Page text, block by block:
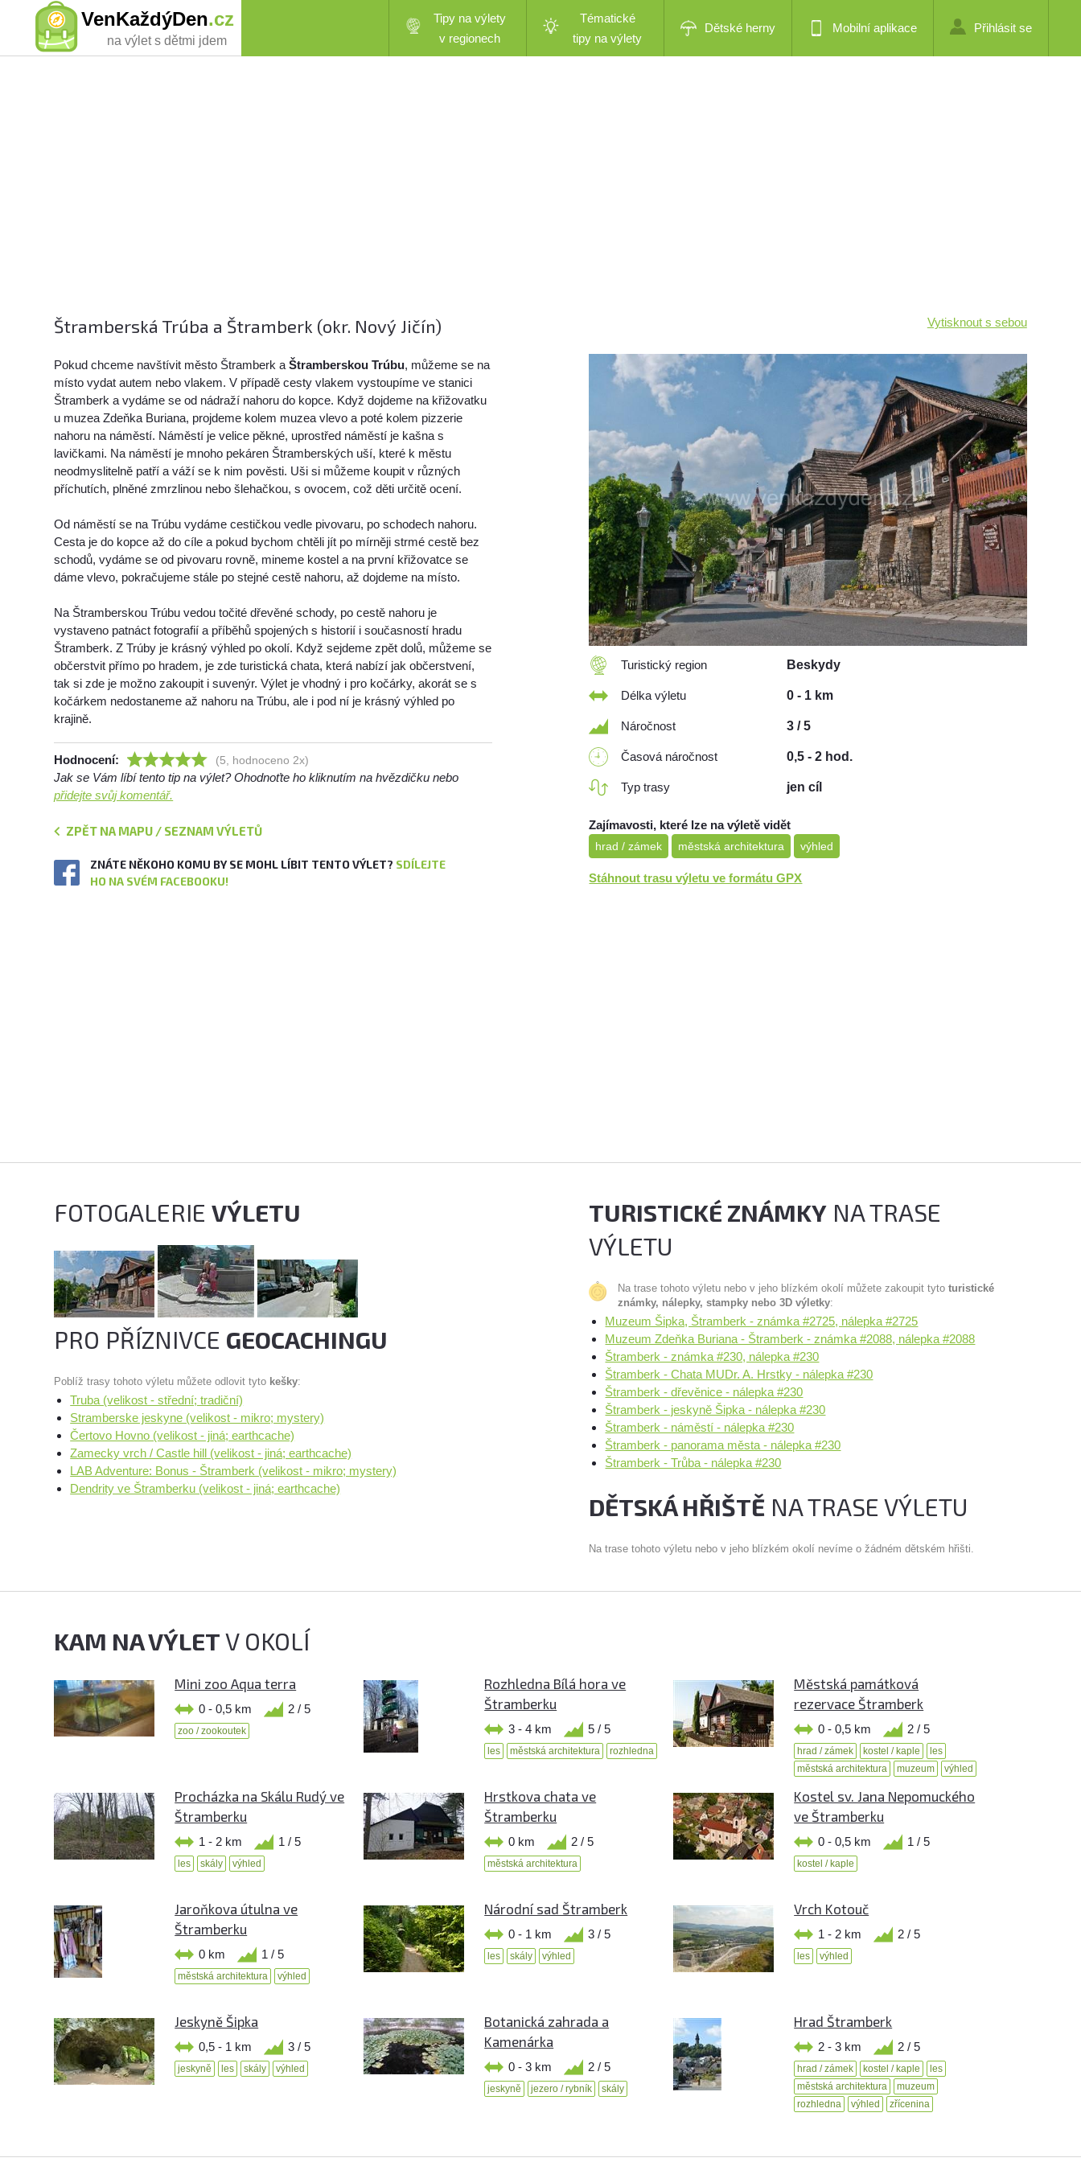
VenKaždýDen.cz
na výlet s dětmi jdem
Tipy na výlety
v regionech
Tématické
tipy na výlety
Dětské herny Mobilní aplikace Přihlásit se
Štramberská Trúba a Štramberk (okr. Nový Jičín) Vytisknout s sebou
Pokud chceme navštívit město Štramberk aŠtramberskou Trúbu, můžeme se na
místo vydat autem nebo vlakem. V případě cesty vlakem vystoupíme ve stanici
Štramberk a vydáme se od nádraží nahoru do kopce. Když dojdeme na křižovatku
u muzea Zdeňka Buriana, projdeme kolem muzea vlevo a poté kolem pizzerie
nahoru na náměstí. Náměstí je velice pěkné, uprostřed náměstí je kašna s
lavičkami. Na náměstí je mnoho pekáren Štramberských uší, které k městu
neodmyslitelně patří a váží se k nim pověsti. Uši si můžeme koupit v různých
příchutích, plněné zmrzlinou nebo šlehačkou, s ovocem, což děti určitě ocení.
Od náměstí se na Trúbu vydáme cestičkou vedle pivovaru, po schodech nahoru.
Cesta je do kopce až do cíle a pokud bychom chtěli jít po mírněji strmé cestě bez
schodů, vydáme se od pivovaru rovně, mineme kostel a na první křižovatce se
dáme vlevo, pokračujeme stále po stejné cestě nahoru, až dojdeme na místo.
Na Štramberskou Trúbu vedou točité dřevěné schody, po cestě nahoru je
vystaveno patnáct fotografií a příběhů spojených s historií i současností hradu
Štramberk. Z Trúby je krásný výhled po okolí. Když sejdeme zpět dolů, můžeme se
občerstvit přímo po hradem, je zde turistická chata, která nabízí jak občerstvení,
tak si zde je možno zakoupit i suvenýr. Výlet je vhodný i pro kočárky, akorát se s
kočárkem nedostaneme až nahoru na Trúbu, ale i pod ní je krásný výhled po
krajině.
Hodnocení: (5, hodnoceno 2x)
Jak se Vám líbí tento tip na výlet? Ohodnoťte ho kliknutím na hvězdičku nebo
přidejte svůj komentář.
ZPĚT NA MAPU / SEZNAM VÝLETŮ
ZNÁTE NĚKOHO KOMU BY SE MOHL LÍBIT TENTO VÝLET? SDÍLEJTE
HO NA SVÉM FACEBOOKU!
Turistický region Beskydy
Délka výletu 0 - 1 km
Náročnost 3 / 5
Časová náročnost 0,5 - 2 hod.
Typ trasy jen cíl
Zajímavosti, které lze na výletě vidět
hrad / zámek městská architektura výhled
Stáhnout trasu výletu ve formátu GPX
FOTOGALERIEVÝLETU
PRO PŘÍZNIVCE GEOCACHINGU
Poblíž trasy tohoto výletu můžete odlovit tyto kešky:
Truba (velikost - střední; tradiční)
Stramberske jeskyne (velikost - mikro; mystery)
Čertovo Hovno (velikost - jiná; earthcache)
Zamecky vrch / Castle hill (velikost - jiná; earthcache)
LAB Adventure: Bonus - Štramberk (velikost - mikro; mystery)
Dendrity ve Štramberku (velikost - jiná; earthcache)
TURISTICKÉ ZNÁMKY NA TRASE
VÝLETU
Na trase tohoto výletu nebo v jeho blízkém okolí můžete zakoupit tytoturistické
známky, nálepky, stampky nebo 3D výletky:
Muzeum Šipka, Štramberk - známka #2725, nálepka #2725
Muzeum Zdeňka Buriana - Štramberk - známka #2088, nálepka #2088
Štramberk - známka #230, nálepka #230
Štramberk - Chata MUDr. A. Hrstky - nálepka #230
Štramberk - dřevěnice - nálepka #230
Štramberk - jeskyně Šipka - nálepka #230
Štramberk - náměstí - nálepka #230
Štramberk - panorama města - nálepka #230
Štramberk - Trůba - nálepka #230
DĚTSKÁ HŘIŠTĚ NA TRASE VÝLETU
Na trase tohoto výletu nebo v jeho blízkém okolí nevíme o žádném dětském hřišti.
KAM NA VÝLETV OKOLÍ
Mini zoo Aqua terra
0 - 0,5 km 2 / 5
zoo / zookoutek
Rozhledna Bílá hora ve
Štramberku
3 - 4 km 5 / 5
les městská architektura rozhledna
Městská památková
rezervace Štramberk
0 - 0,5 km 2 / 5
hrad / zámek kostel / kaple
les
městská architektura
muzeum výhled
Procházka na Skálu Rudý ve
Štramberku
1 - 2 km 1 / 5
les skály výhled
Hrstkova chata ve
Štramberku
0 km 2 / 5
městská architektura
Kostel sv. Jana Nepomuckého
ve Štramberku
0 - 0,5 km 1 / 5
kostel / kaple
Jaroňkova útulna ve
Štramberku
0 km 1 / 5
městská architektura výhled
Národní sad Štramberk
0 - 1 km 3 / 5
les skály výhled
Vrch Kotouč
1 - 2 km 2 / 5
les výhled
Jeskyně Šipka
0,5 - 1 km 3 / 5
jeskyně les skály výhled
Botanická zahrada a
Kamenárka
0 - 3 km 2 / 5
jeskyně jezero / rybník skály
Hrad Štramberk
2 - 3 km 2 / 5
hrad / zámek kostel / kaple
les
městská architektura
muzeum
rozhledna
výhled zřícenina